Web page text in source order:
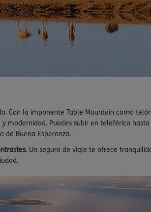
Con la imponente Table Mountain como
Puedes subir en teleférico
de Buena Esperanza.
. Un seguro de viaje te ofrece